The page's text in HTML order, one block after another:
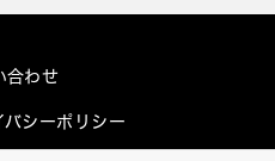
合わせ
バシーポリシー